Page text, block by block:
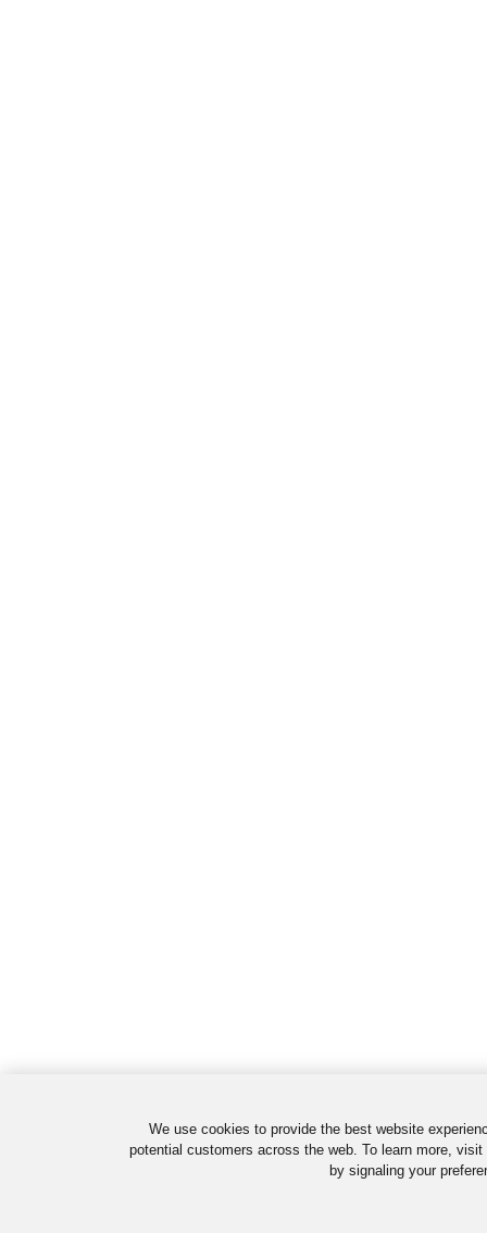
We use cookies to provide the best website
potential customers across the web. To learn more,
by signaling your